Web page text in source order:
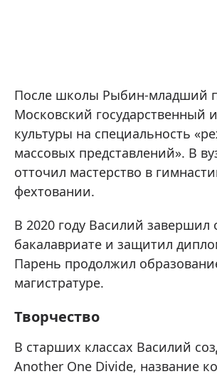
После школы Рыбин-младший
Московский государственный
культуры на специальность
массовых представлений». В
отточил мастерство в
фехтовании.
В 2020 году Василий завершил
бакалавриате и защитил
Парень продолжил
магистратуре.
Творчество
В старших классах Василий
Another One Divide, название